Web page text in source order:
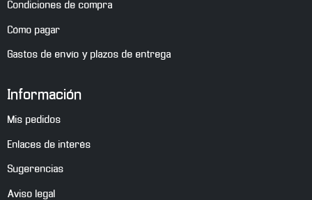
Condiciones de compra
Cómo pagar
Gastos de envío y plazos de entrega
Información
Mis pedidos
Enlaces de interés
Sugerencias
Aviso legal